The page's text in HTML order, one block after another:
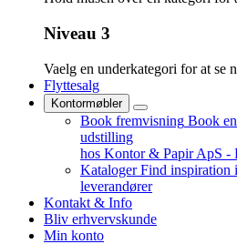
Niveau 3
Vaelg en underkategori for at se
Flyttesalg
Kontormøbler
Book fremvisning Book
udstilling
hos Kontor & Papir ApS -
Kataloger Find inspiration
leverandører
Kontakt & Info
Bliv erhvervskunde
Min konto